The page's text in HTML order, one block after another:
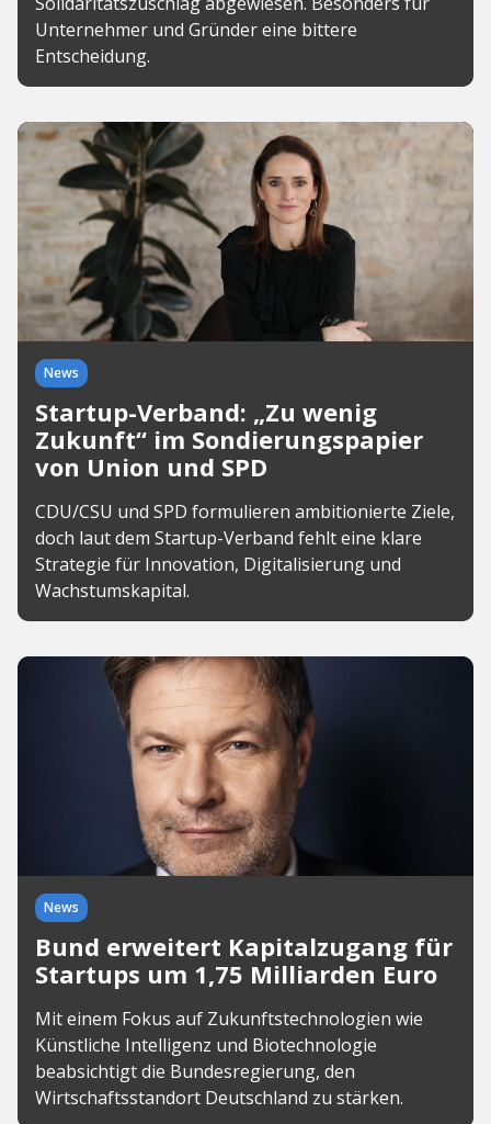
Unternehmer und Gründer eine bittere
Entscheidung.
News
Startup-Verband: „Zu wenig
Zukunft“ im Sondierungspapier
von Union und SPD
CDU/CSU und SPD formulieren ambitionierte Ziele,
doch laut dem Startup-Verband fehlt eine klare
Strategie für Innovation, Digitalisierung und
Wachstumskapital.
News
Bund erweitert Kapitalzugang für
Startups um 1,75 Milliarden Euro
Mit einem Fokus auf Zukunftstechnologien wie
Künstliche Intelligenz und Biotechnologie
beabsichtigt die Bundesregierung, den
Wirtschaftsstandort Deutschland zu stärken.